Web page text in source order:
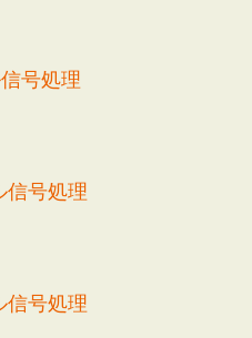
号処理
信号処理
信号処理